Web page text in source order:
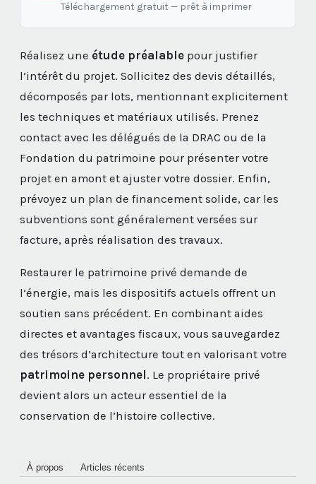
Téléchargement gratuit — prêt à imprimer
Réalisez une étude préalable pour justifier
l’intérêt du projet. Sollicitez des devis détaillés,
décomposés par lots, mentionnant explicitement
les techniques et matériaux utilisés. Prenez
contact avec les délégués de la DRAC ou de la
Fondation du patrimoine pour présenter votre
projet en amont et ajuster votre dossier. Enfin,
prévoyez un plan de financement solide, car les
subventions sont généralement versées sur
facture, après réalisation des travaux.
Restaurer le patrimoine privé demande de
l’énergie, mais les dispositifs actuels offrent un
soutien sans précédent. En combinant aides
directes et avantages fiscaux, vous sauvegardez
des trésors d’architecture tout en valorisant votre
patrimoine personnel. Le propriétaire privé
devient alors un acteur essentiel de la
conservation de l’histoire collective.
À propos Articles récents